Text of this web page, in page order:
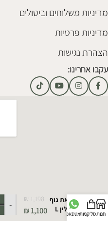
מדיניות משלוחים וביטולים
מדיניות פרטיות
הצהרת נגישות
עקבו אחרינו:
חנותסל קניותוואטסאפ
מראת גוף
קרולין L
₪1,198
₪1,100
-